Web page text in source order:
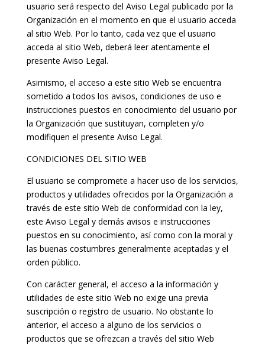
usuario será respecto del Aviso Legal publicado por la
Organización en el momento en que el usuario acceda
al sitio Web. Por lo tanto, cada vez que el usuario
acceda al sitio Web, deberá leer atentamente el
presente Aviso Legal.
Asimismo, el acceso a este sitio Web se encuentra
sometido a todos los avisos, condiciones de uso e
instrucciones puestos en conocimiento del usuario por
la Organización que sustituyan, completen y/o
modifiquen el presente Aviso Legal.
CONDICIONES DEL SITIO WEB
El usuario se compromete a hacer uso de los servicios,
productos y utilidades ofrecidos por la Organización a
través de este sitio Web de conformidad con la ley,
este Aviso Legal y demás avisos e instrucciones
puestos en su conocimiento, así como con la moral y
las buenas costumbres generalmente aceptadas y el
orden público.
Con carácter general, el acceso a la información y
utilidades de este sitio Web no exige una previa
suscripción o registro de usuario. No obstante lo
anterior, el acceso a alguno de los servicios o
productos que se ofrezcan a través del sitio Web